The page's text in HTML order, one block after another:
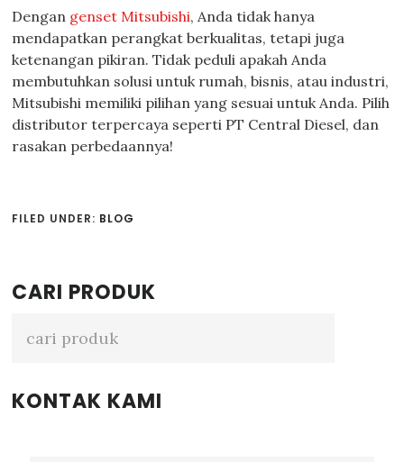
Dengan genset Mitsubishi, Anda tidak hanya
mendapatkan perangkat berkualitas, tetapi juga
ketenangan pikiran. Tidak peduli apakah Anda
membutuhkan solusi untuk rumah, bisnis, atau industri,
Mitsubishi memiliki pilihan yang sesuai untuk Anda. Pilih
distributor terpercaya seperti PT Central Diesel, dan
rasakan perbedaannya!
FILED UNDER: BLOG
Primary
Sidebar
CARI PRODUK
KONTAK KAMI